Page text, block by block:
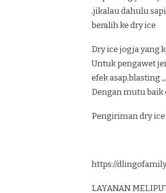
,jikalau dahulu
beralih ke dry ice
Dry ice jogja yang
Untuk pengawet
efek asap,blasting
Dengan mutu baik
Pengiriman dry
https://
LAYANAN